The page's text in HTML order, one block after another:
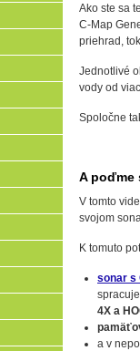
Ako ste sa
C-Map
priehrad,
Jednotlivé
vody od
Spoločne
A poďme
V tomto
svojom
K tomuto
sonar s
4X a
a v